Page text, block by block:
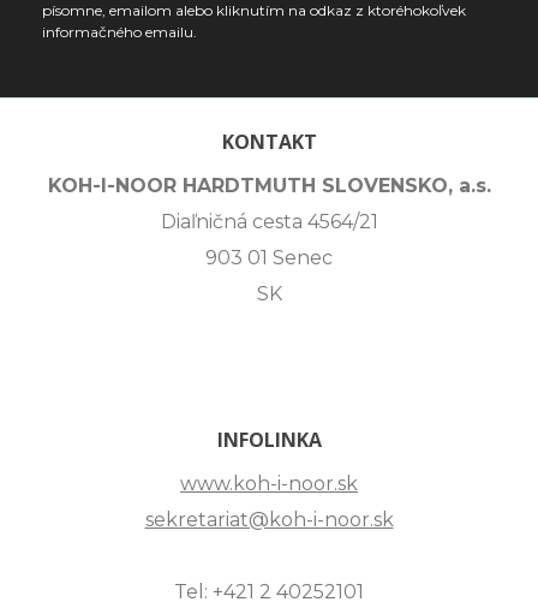
písomne, emailom alebo kliknutím na odkaz z ktoréhokoľvek
informačného emailu.
KONTAKT
KOH-I-NOOR HARDTMUTH SLOVENSKO, a.s.
Diaľničná cesta 4564/21
903 01 Senec
SK
INFOLINKA
www.koh-i-noor.sk
sekretariat@koh-i-noor.sk
Tel: +421 2 40252101